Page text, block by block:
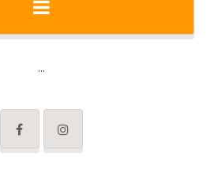
...